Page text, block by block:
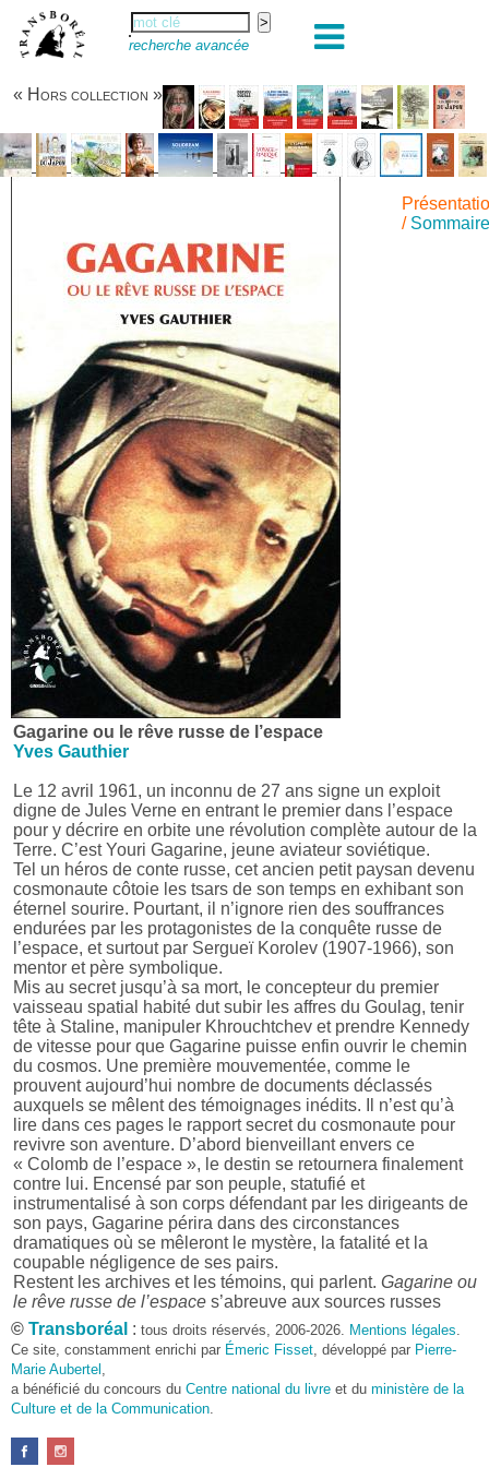
recherche avancée
« Hors collection »
/
Gagarine ou le rêve russe de l’espace
Yves Gauthier
Le 12 avril 1961, un inconnu de 27 ans signe un exploit
digne de Jules Verne en entrant le premier dans l’espace
pour y décrire en orbite une révolution complète autour de la
Terre. C’est Youri Gagarine, jeune aviateur soviétique.
Tel un héros de conte russe, cet ancien petit paysan devenu
cosmonaute côtoie les tsars de son temps en exhibant son
éternel sourire. Pourtant, il n’ignore rien des souffrances
endurées par les protagonistes de la conquête russe de
l’espace, et surtout par Sergueï Korolev (1907-1966), son
mentor et père symbolique.
Mis au secret jusqu’à sa mort, le concepteur du premier
vaisseau spatial habité dut subir les affres du Goulag, tenir
tête à Staline, manipuler Khrouchtchev et prendre Kennedy
de vitesse pour que Gagarine puisse enfin ouvrir le chemin
du cosmos. Une première mouvementée, comme le
prouvent aujourd’hui nombre de documents déclassés
auxquels se mêlent des témoignages inédits. Il n’est qu’à
lire dans ces pages le rapport secret du cosmonaute pour
revivre son aventure. D’abord bienveillant envers ce
« Colomb de l’espace », le destin se retournera finalement
contre lui. Encensé par son peuple, statufié et
instrumentalisé à son corps défendant par les dirigeants de
son pays, Gagarine périra dans des circonstances
dramatiques où se mêleront le mystère, la fatalité et la
coupable négligence de ses pairs.
Restent les archives et les témoins, qui parlent. Gagarine ou
le rêve russe de l’espace s’abreuve aux sources russes
originales et réunit en un récit épique des pièces inconnues,
introuvables ou dispersées.
En coédition avec :
Ginkgo (ISBN 978-2-84679-483-1)
Avec une
introduction par :
« Plus de soixante ans après son vol historique, le 12 avril 1961, et plus
de cinquante-cinq ans après sa disparition accidentelle, le 27 mars 1968,
© Transboréal : tous droits réservés, 2006-2026. Mentions légales.
Ce site, constamment enrichi par Émeric Fisset, développé par Pierre-
Marie Aubertel ,
a bénéficié du concours du Centre national du livre et du ministère de la
Culture et de la Communication.